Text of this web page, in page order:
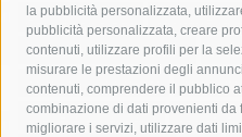
la pubblicità personalizzata,
pubblicità personalizzata, creare
contenuti, utilizzare profili per la
misurare le prestazioni degli
contenuti, comprendere il pubblico
combinazione di dati provenienti da
migliorare i servizi, utilizzare dati
Asl Napoli 3 sud
capitaneria
castellammare di stabia
comune di sorrento
concerto
costiera amalfitana
covid-19